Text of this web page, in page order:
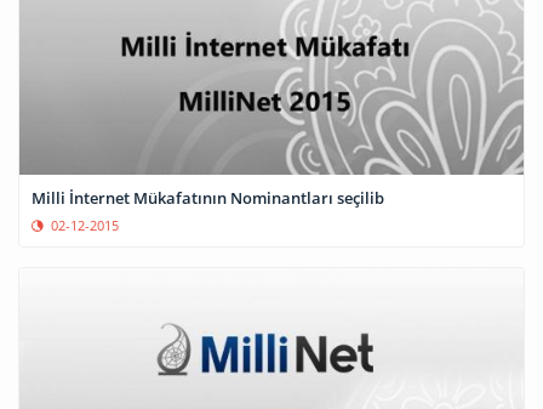
Milli İnternet Mükafatının Nominantları seçilib
02-12-2015